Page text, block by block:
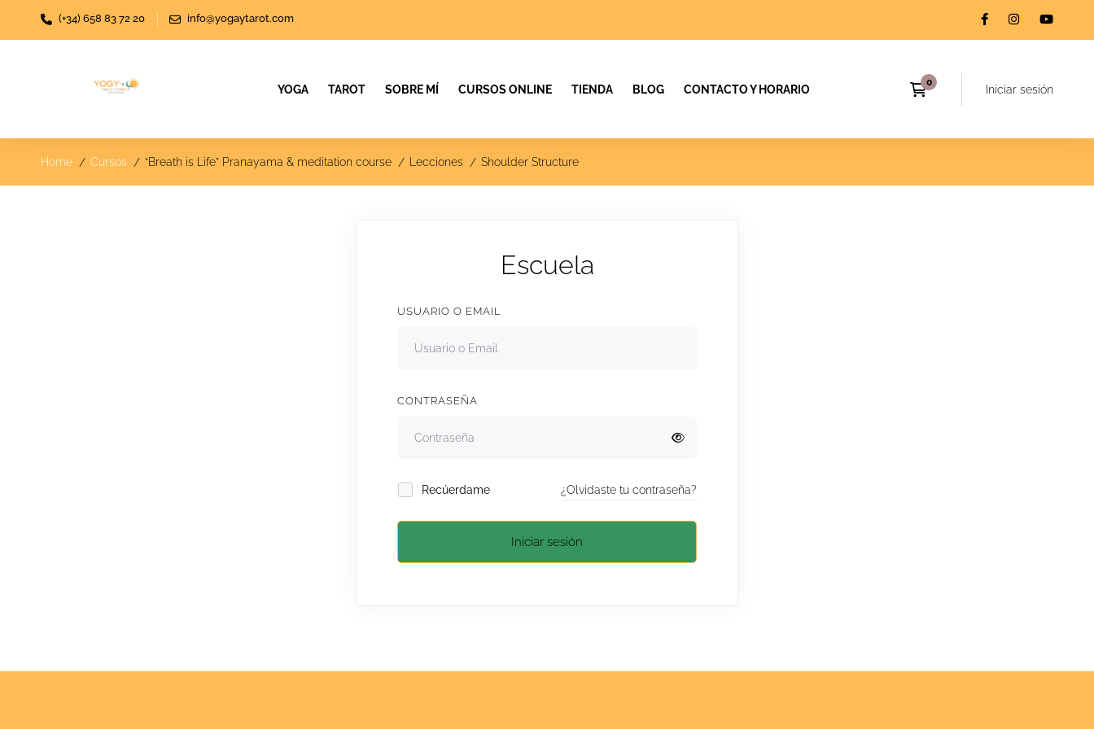
(+34) 658 83 72 20 info@yogaytarot.com
YOGA TAROT SOBRE MÍ CURSOS ONLINE TIENDA BLOG CONTACTO Y HORARIO Iniciar sesión
Home Cursos “Breath is Life” Pranayama & meditation course Lecciones Shoulder Structure
Escuela
USUARIO O EMAIL
CONTRASEÑA
Recúerdame ¿Olvidaste tu contraseña?
Iniciar sesión